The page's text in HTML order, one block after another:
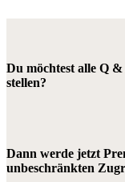
Du möchtest alle Q
stellen?
Dann werde jetzt
unbeschränkten